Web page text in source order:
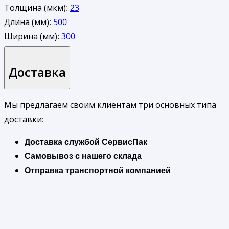
500х300/23
мкн
(6)
Толщина (мкм): 23
Длина (мм): 500
Ширина (мм): 300
Доставка
Мы предлагаем своим клиентам три основных типа
доставки:
Доставка службой СервисПак
Самовывоз с нашего склада
Отправка транспортной компанией